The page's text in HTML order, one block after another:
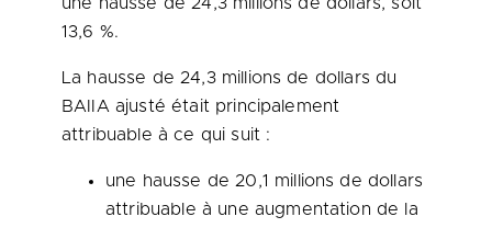
13,6 %.
La hausse de 24,3 millions de dollars du
BAIIA ajusté était principalement
attribuable à ce qui suit :
une hausse de 20,1 millions de dollars
attribuable à une augmentation de la